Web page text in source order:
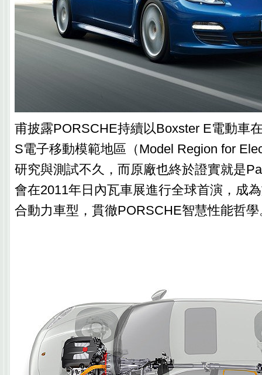
甫披露PORSCHE持續以Boxster E電動車
S電子移動模範地區（Model Region for
研究與測試不久，而原廠也終於證實就是
會在2011年日內瓦車展進行全球首演，成
合動力車型，貫徹PORSCHE智慧性能哲學